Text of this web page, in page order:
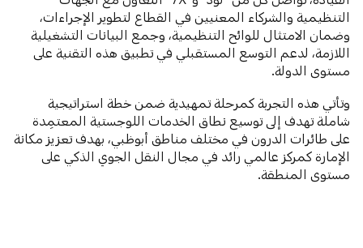
التنظيمية والشركاء المعنيين في القطاع لتطوير الإجراءات،
وضمان الامتثال للوائح التنظيمية، وجمع البيانات التشغيلية
اللازمة، لدعم التوسع المستقبلي في تطبيق هذه التقنية على
مستوى الدولة.
وتأتي هذه التجربة كمرحلة تمهيدية ضمن خطة استراتيجية
شاملة تهدف إلى توسيع نطاق الخدمات اللوجستية المعتمِدة
على طائرات الدرون في مختلف مناطق أبوظبي، بهدف تعزيز مكانة
الإمارة كمركز عالمي رائد في مجال النقل الجوي الذكي على
مستوى المنطقة.